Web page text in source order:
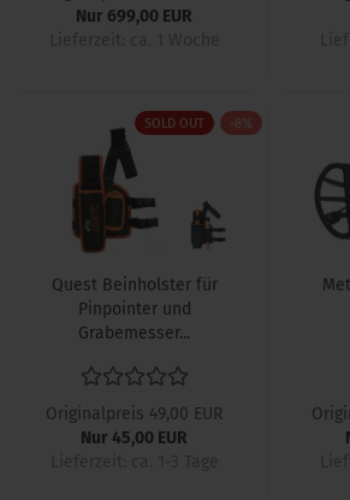
Nur 699,00 EUR
SOLD OUT -8%
Quest Beinholster für
Pinpointer und
Grabemesser...
Originalpreis 49,00 EUR
Nur 45,00 EUR